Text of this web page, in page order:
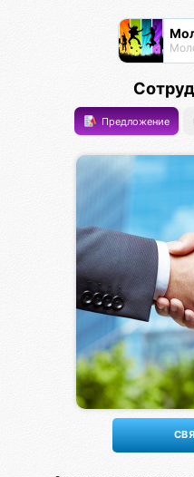
Предложение